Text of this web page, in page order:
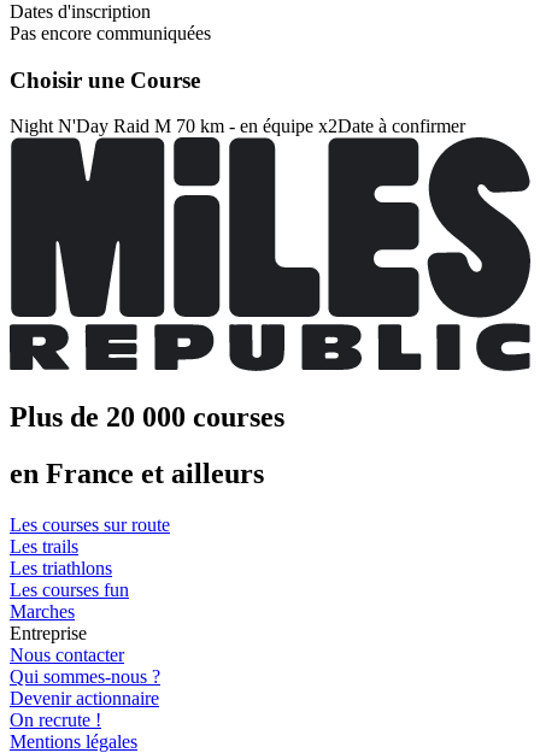
Dates d'inscription
Pas encore communiquées
Choisir une Course
Night N'Day Raid M 70 km - en équipe x2Date à confirmer
Plus de 20 000 courses
en France et ailleurs
Les courses sur route
Les trails
Les triathlons
Les courses fun
Marches
Entreprise
Nous contacter
Qui sommes-nous ?
Devenir actionnaire
On recrute !
Mentions légales